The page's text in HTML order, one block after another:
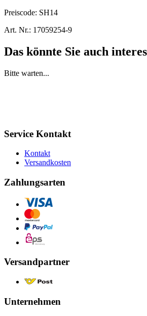
Preiscode: SH14
Art. Nr.: 17059254-9
Das könnte Sie auch
Bitte warten...
Service Kontakt
Kontakt
Versandkosten
Zahlungsarten
Versandpartner
Unternehmen